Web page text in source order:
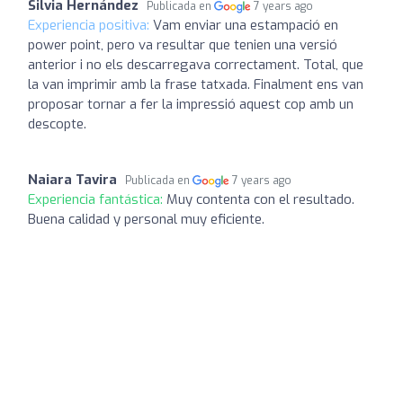
Silvia Hernández Publicada en 7 years ago
Experiencia positiva: Vam enviar una estampació en
power point, pero va resultar que tenien una versió
anterior i no els descarregava correctament. Total, que
la van imprimir amb la frase tatxada. Finalment ens van
proposar tornar a fer la impressió aquest cop amb un
descopte.
Naiara Tavira Publicada en 7 years ago
Experiencia fantástica: Muy contenta con el resultado.
Buena calidad y personal muy eficiente.